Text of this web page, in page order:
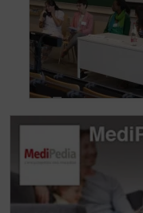
Carole, 55 ans, a
aux fuites urinaires
Journée des
patients atteints de
lymphome:
Mariangela Fiorente,
ALWB